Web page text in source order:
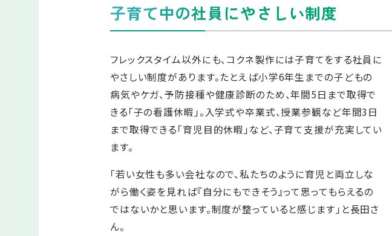
子育て中の社員にやさしい制度
フレックスタイム以外にも、コクネ製作には子育てをする社員に
やさしい制度があります。たとえば小学6年生までの子どもの
病気やケガ、予防接種や健康診断のため、年間5日まで取得で
きる「子の看護休暇」。入学式や卒業式、授業参観など年間3日
まで取得できる「育児目的休暇」など、子育て支援が充実してい
ます。
「若い女性も多い会社なので、私たちのように育児と両立しな
がら働く姿を見れば『自分にもできそう』って思ってもらえるの
ではないかと思います。制度が整っていると感じます」と長田さ
ん。